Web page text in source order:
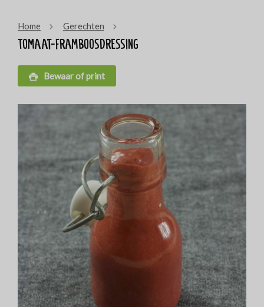
Home Gerechten
Tomaat-framboosdressing
Bewaar of print